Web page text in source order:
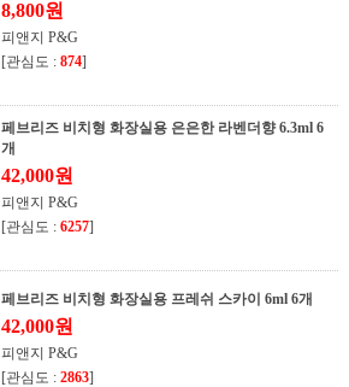
8,800원
피앤지 P&G
[관심도 : 874]
페브리즈 비치형 화장실용 은은한 라벤더향 6.3ml 6
개
42,000원
피앤지 P&G
[관심도 : 6257]
페브리즈 비치형 화장실용 프레쉬 스카이 6ml 6개
42,000원
피앤지 P&G
[관심도 : 2863]